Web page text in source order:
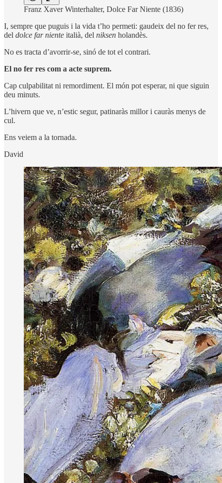
Franz Xaver Winterhalter, Dolce Far Niente (1836)
I, sempre que puguis i la vida t’ho permeti: gaudeix del no fer res,
del dolce far niente italià, del niksen holandès.
No es tracta d’avorrir-se, sinó de tot el contrari.
El no fer res com a acte suprem.
Cap culpabilitat ni remordiment. El món pot esperar, ni que siguin
deu minuts.
L’hivern que ve, n’estic segur, patinaràs millor i cauràs menys de
cul.
Ens veiem a la tornada.
David